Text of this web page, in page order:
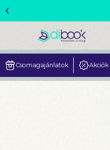
‹
Csomagajánlatok Akciók